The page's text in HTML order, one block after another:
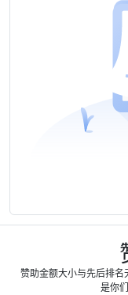
赞助金额大小与先后排名
是你